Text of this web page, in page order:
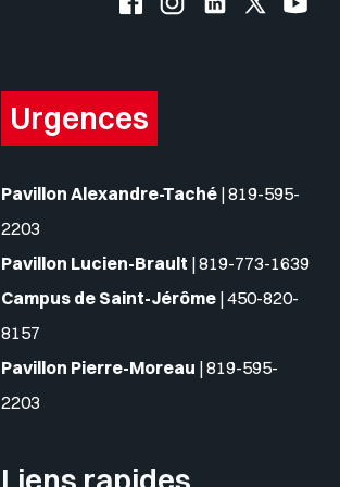
Urgences
Pavillon Alexandre-Taché |819-595-
2203
Pavillon Lucien-Brault |819-773-1639
Campus de Saint-Jérôme |450-820-
8157
Pavillon Pierre-Moreau |819-595-
2203